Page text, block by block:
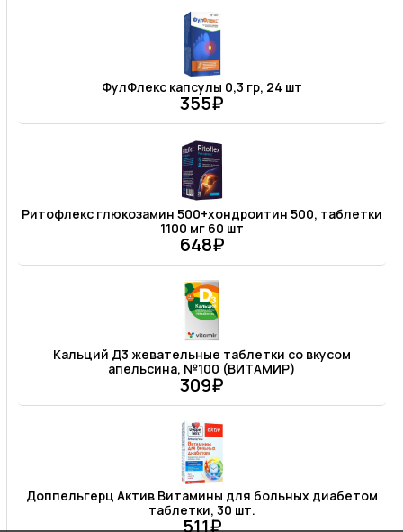
ФулФлекс капсулы 0,3 гр, 24 шт
355₽
Ритофлекс глюкозамин 500+хондроитин 500, таблетки
1100 мг 60 шт
648₽
Кальций Д3 жевательные таблетки со вкусом
апельсина, №100 (ВИТАМИР)
309₽
Доппельгерц Актив Витамины для больных диабетом
таблетки, 30 шт.
511₽